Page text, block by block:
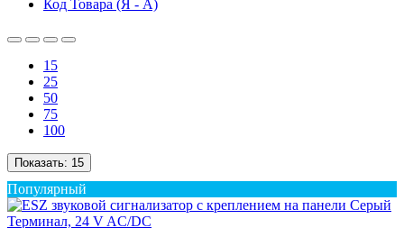
Код Товара (Я - А)
15
25
50
75
100
Показать: 15
Популярный